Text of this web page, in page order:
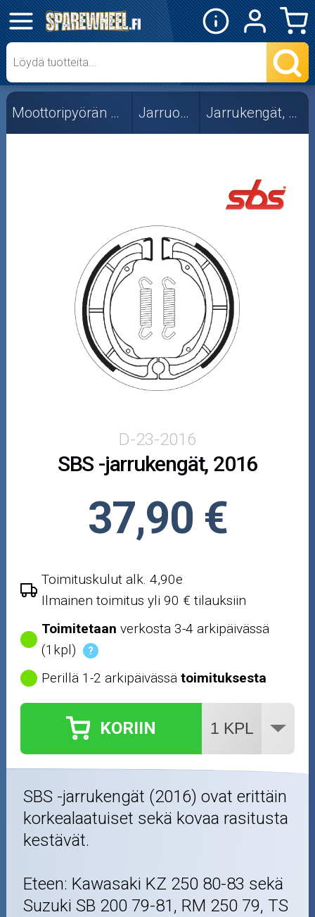
✕
Mopon osat
Skootterin osat
Crossipyörän osat
Mopoauton osat
Mönkijän osat
Puutarha ja metsä
Ajovarusteet
Öljyt ja kemikaalit
Outlet-tuotteet
Moottoripyörän osat Jarruosat Jarrukengät, SBS
D-23-2016
SBS -jarrukengät, 2016
37,90 €
Toimituskulut alk. 4,90e
Ilmainen toimitus yli 90 € tilauksiin
Toimitetaan verkosta 3-4 arkipäivässä
(1kpl)
?
Perillä 1-2 arkipäivässätoimituksesta
KORIIN
SBS -jarrukengät (2016) ovat erittäin
korkealaatuiset sekä kovaa rasitusta
kestävät.
Eteen: Kawasaki KZ 250 80-83 sekä
Suzuki SB 200 79-81, RM 250 79, TS